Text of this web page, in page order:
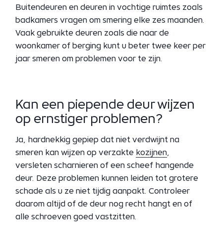
Buitendeuren en deuren in vochtige ruimtes zoals
badkamers vragen om smering elke zes maanden.
Vaak gebruikte deuren zoals die naar de
woonkamer of berging kunt u beter twee keer per
jaar smeren om problemen voor te zijn.
Kan een piepende deur wijzen
op ernstiger problemen?
Ja, hardnekkig gepiep dat niet verdwijnt na
smeren kan wijzen op verzakte kozijnen,
versleten scharnieren of een scheef hangende
deur. Deze problemen kunnen leiden tot grotere
schade als u ze niet tijdig aanpakt. Controleer
daarom altijd of de deur nog recht hangt en of
alle schroeven goed vastzitten.